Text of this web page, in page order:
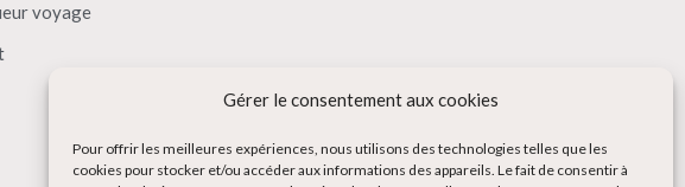
Gérer le consentement aux cookies
Pour offrir les meilleures expériences, nous utilisons des technologies telles que les
cookies pour stocker et/ou accéder aux informations des appareils. Le fait de consentir à
voyage